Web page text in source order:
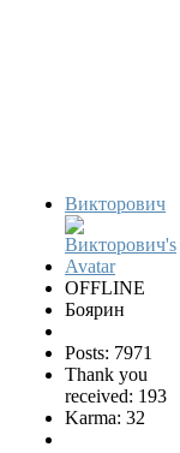
Викторович
OFFLINE
Боярин
Posts: 7971
Thank you
received: 193
Karma: 32